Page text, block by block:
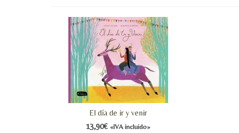
El día de ir y venir
13,90€ «IVA incluido»